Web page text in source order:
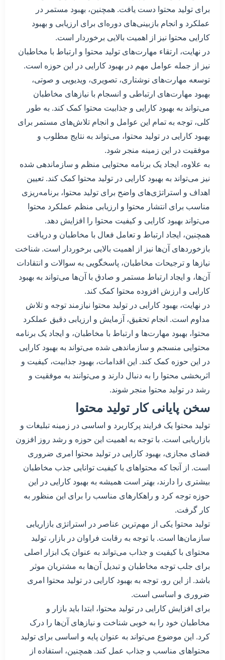
برای تولید محتوا دست یافت. همچنین، بهبود مستمر در
عملکرد و انجام بازبینی‌های دوره‌ای برای ارزیابی و بهبود
کارایی محتوا نیز از اهمیت بالایی برخوردار است.
در نهایت، ارتقاء مهارت‌های تولید محتوا و ارتباط با مخاطبان
نیز از جمله عوامل مهم در بهبود کارایی در این حوزه است.
توسعه مهارت‌های نوشتاری، تصویری، ویدیویی و صوتی،
بهبود مهارت‌های ارتباطی و انسجام با نیازهای مخاطبان
می‌تواند به بهبود کارایی و جذابیت محتوا کمک کند. به طور
کلی، توجه به تمام این عوامل و انجام تلاش‌های مستمر برای
بهبود کارایی در تولید محتوا، می‌تواند به نتایج مطلوب و
موفقیت در این زمینه منجر شود.
به علاوه، ایجاد یک برنامه محتوایی منظم و سازماندهی شده
نیز می‌تواند به بهبود کارایی در تولید محتوا کمک کند. تعیین
اهداف و استراتژی‌های واضح برای تولید محتوا، برنامه‌ریزی
مناسب برای انتشار محتوا و ارزیابی منظم عملکرد محتوا
می‌تواند بهبود کارایی و کیفیت محتوا را افزایش دهد.
همچنین، ایجاد ارتباط و تعامل فعال با مخاطبان و دریافت
بازخورد‌های آن‌ها نیز از اهمیت بالایی برخوردار است. شناخت
نیازها و ترجیحات مخاطبان، پاسخگویی به سوالات و انتقادات
آن‌ها، و ایجاد ارتباط مستمر و صادق با آن‌ها می‌تواند به بهبود
کارایی و ارزش افزوده محتوا کمک کند.
در نهایت، بهبود کارایی در تولید محتوا نیازمند توجه و تلاش
مداوم است. انجام تحقیق، آزمایش و ارزیابی دقیق عملکرد
محتوا، بهبود مهارت‌ها و ارتباط با مخاطبان، و ایجاد یک برنامه
محتوایی منسجم و سازماندهی شده می‌تواند به بهبود کارایی
در این حوزه کمک کند. این اقدامات، بهبود جذابیت، کیفیت و
اثربخشی محتوا را به دنبال دارند و می‌توانند به موفقیت و
رشد در تولید محتوا منجر شوند.
سخن پایانی کار تولید محتوا
تولید محتوا یک فرایند پرکاربرد و اساسی در زمینه تبلیغات و
بازاریابی است. با توجه به اهمیت این حوزه و رشد روز افزون
فضای مجازی، بهبود کارایی در تولید محتوا امری ضروری
است. از آنجا که محتواهای با کیفیت توانایی جذب مخاطبان
بیشتری را دارند، بهتر است همیشه به بهبود کارایی در این
حوزه توجه کرد و راهکارهای مناسب را برای این منظور به
کار گرفت.
تولید محتوا یکی از مهم‌ترین عناصر در استراتژی بازاریابی
سازمان‌ها است. با توجه به رقابت فراوان در بازار، تولید
محتوای با کیفیت و جذاب می‌تواند به عنوان یک ابزار اصلی
برای جلب توجه مخاطبان و تبدیل آن‌ها به مشتریان موثر
باشد. از این رو، توجه به بهبود کارایی در تولید محتوا امری
ضروری و اساسی است.
برای افزایش کارایی در تولید محتوا، ابتدا باید بازار و
مخاطبان خود را به خوبی شناخت و نیازهای آن‌ها را درک
کرد. این موضوع می‌تواند به عنوان پایه و اساسی برای تولید
محتواهای مناسب و جذاب عمل کند. همچنین، استفاده از